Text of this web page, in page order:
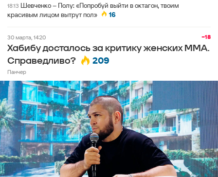
18:13 Шевченко – Полу: «Попробуй выйти в октагон, твоим
красивым лицом вытрут пол»
16
−18
30 марта, 14:20
Хабибу досталось за критику женских ММА.
Справедливо?
209
Панчер